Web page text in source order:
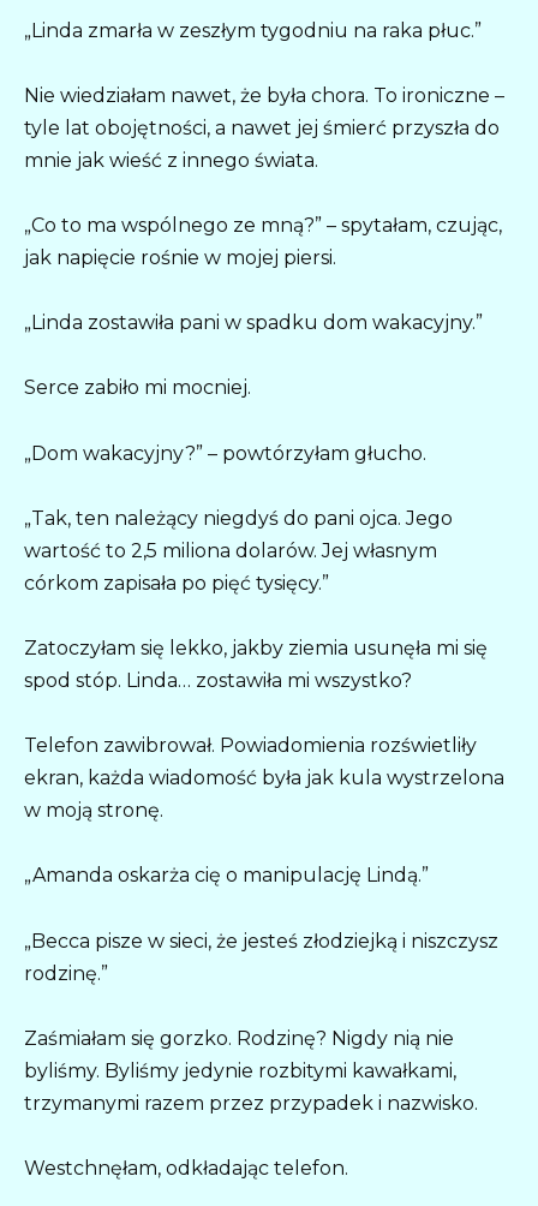
„Linda zmarła w zeszłym tygodniu na raka płuc.”
Nie wiedziałam nawet, że była chora. To ironiczne –
tyle lat obojętności, a nawet jej śmierć przyszła do
mnie jak wieść z innego świata.
„Co to ma wspólnego ze mną?” – spytałam, czując,
jak napięcie rośnie w mojej piersi.
„Linda zostawiła pani w spadku dom wakacyjny.”
Serce zabiło mi mocniej.
„Dom wakacyjny?” – powtórzyłam głucho.
„Tak, ten należący niegdyś do pani ojca. Jego
wartość to 2,5 miliona dolarów. Jej własnym
córkom zapisała po pięć tysięcy.”
Zatoczyłam się lekko, jakby ziemia usunęła mi się
spod stóp. Linda… zostawiła mi wszystko?
Telefon zawibrował. Powiadomienia rozświetliły
ekran, każda wiadomość była jak kula wystrzelona
w moją stronę.
„Amanda oskarża cię o manipulację Lindą.”
„Becca pisze w sieci, że jesteś złodziejką i niszczysz
rodzinę.”
Zaśmiałam się gorzko. Rodzinę? Nigdy nią nie
byliśmy. Byliśmy jedynie rozbitymi kawałkami,
trzymanymi razem przez przypadek i nazwisko.
Westchnęłam, odkładając telefon.